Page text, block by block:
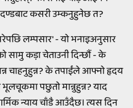
दण्डबाट कसरी उम्कनुहुनेछ त?
लम्पसार' - यो भनाइअनुसार
सामु कड़ा चेताउनी दिन्छौं - के
चाहनुहुन्न? के तपाईंले आफ्नो हृदय
पछुतो मान्नुहुन्न? याद
न्याय चाँडै आउँदैछ। त्यस दिन